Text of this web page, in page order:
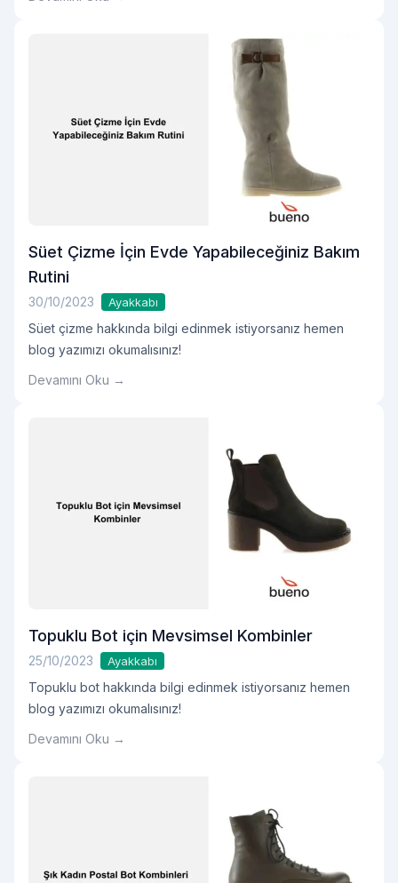
Süet Çizme İçin Evde Yapabileceğiniz Bakım
Rutini
30/10/2023 Ayakkabı
Süet çizme hakkında bilgi edinmek istiyorsanız hemen
blog yazımızı okumalısınız!
Devamını Oku →
Topuklu Bot için Mevsimsel Kombinler
25/10/2023 Ayakkabı
Topuklu bot hakkında bilgi edinmek istiyorsanız hemen
blog yazımızı okumalısınız!
Devamını Oku →